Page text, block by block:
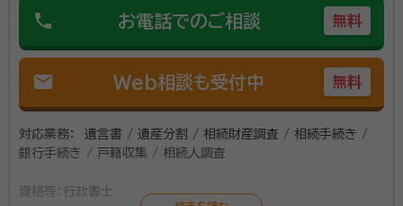
phone お電話でのご相談 無料
mail Web相談も受付中 無料
対応業務：
遺言書 / 遺産分割 / 相続財産調査 / 相続手続き /
銀行手続き / 戸籍収集 / 相続人調査
資格等： 行政書士